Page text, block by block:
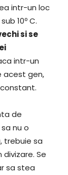
intr-un loc
10º C.
si se
intr-un
acest gen,
de
nu o
trebuie sa
Se
sa stea